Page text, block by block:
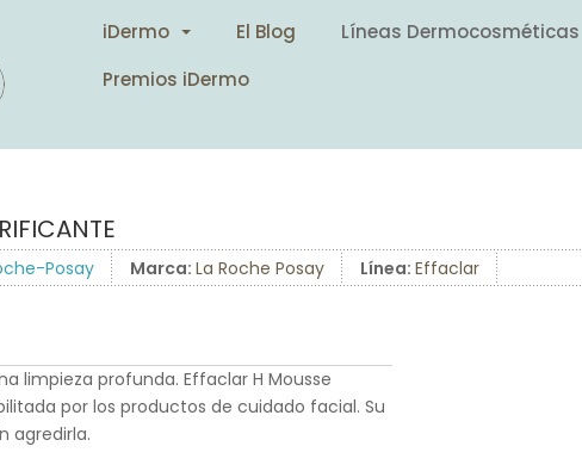
iDermo El Blog Líneas Dermocosméticas
Premios iDermo
Posay Marca: La Roche Posay Línea: Effaclar
limpieza profunda. Effaclar H Mousse
por los productos de cuidado facial. Su
agredirla.